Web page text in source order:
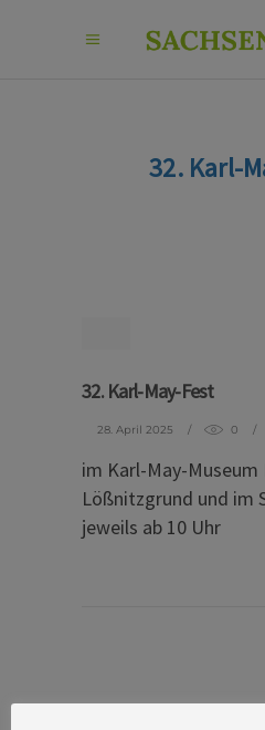
32. Karl-
32. Karl-May-Fest
28. April 2025 0
im Karl-May-Museum
Lößnitzgrund und im
jeweils ab 10 Uhr